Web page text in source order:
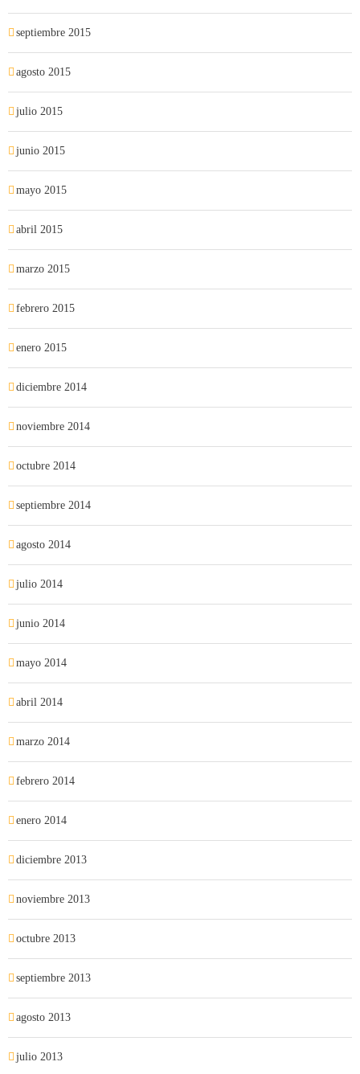
septiembre 2015
agosto 2015
julio 2015
junio 2015
mayo 2015
abril 2015
marzo 2015
febrero 2015
enero 2015
diciembre 2014
noviembre 2014
octubre 2014
septiembre 2014
agosto 2014
julio 2014
junio 2014
mayo 2014
abril 2014
marzo 2014
febrero 2014
enero 2014
diciembre 2013
noviembre 2013
octubre 2013
septiembre 2013
agosto 2013
julio 2013